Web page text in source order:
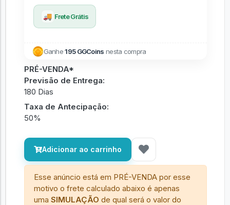
🚚 Frete Grátis
Ganhe195 GGCoins nesta compra
PRÉ-VENDA*
Previsão de Entrega:
180 Dias
Taxa de Antecipação:
50%
Adicionar ao carrinho
Esse anúncio está em PRÉ-VENDA por esse
motivo o frete calculado abaixo é apenas
umaSIMULAÇÃO de qual será o valor do